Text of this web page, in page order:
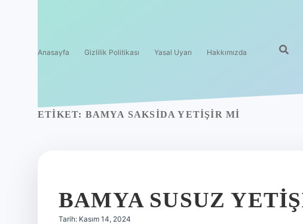
Anasayfa Gizlilik Politikası Yasal Uyarı Hakkımızda
ETIKET: BAMYA SAKSIDA YETIŞIR MI
BAMYA SUSUZ
Tarih: Kasım 14, 2024